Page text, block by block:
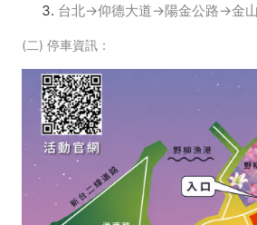
台北→仰德大道→陽金公路→金山
(二) 停車資訊：